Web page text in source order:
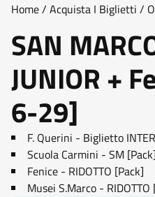
Home/ Acquista I Biglietti /
SAN
JUNIOR +
6-29]
F. Querini - Biglietto
Scuola Carmini - SM [Pack]
Fenice - RIDOTTO [Pack]
Musei S.Marco - RIDOTTO